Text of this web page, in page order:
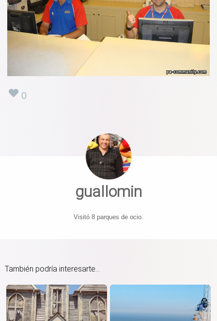
0
guallomin
Visitó 8 parques de ocio.
También podría interesarte...